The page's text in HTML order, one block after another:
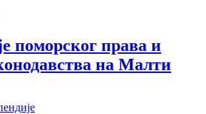
поморског права и
на Малти